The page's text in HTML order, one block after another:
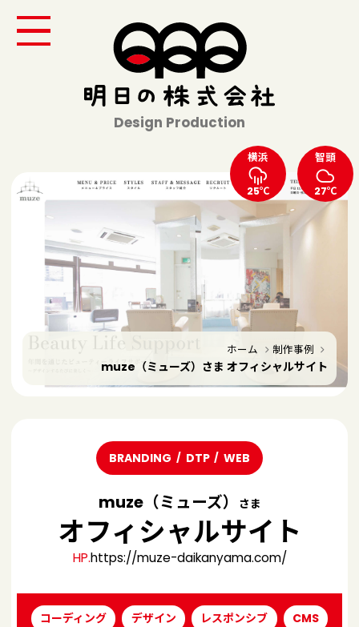
Design Production
横浜
25℃
智頭
27℃
ホーム 制作事例
muze（ミューズ）さま オフィシャルサイト
BRANDING DTP WEB
muze（ミューズ） さま
オフィシャルサイト
HP.https://muze-daikanyama.com/
コーディング デザイン レスポンシブ CMS